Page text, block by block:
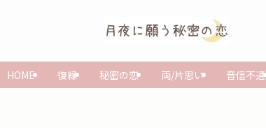
HOME 復縁 秘密の恋 両/片思い 音信不通